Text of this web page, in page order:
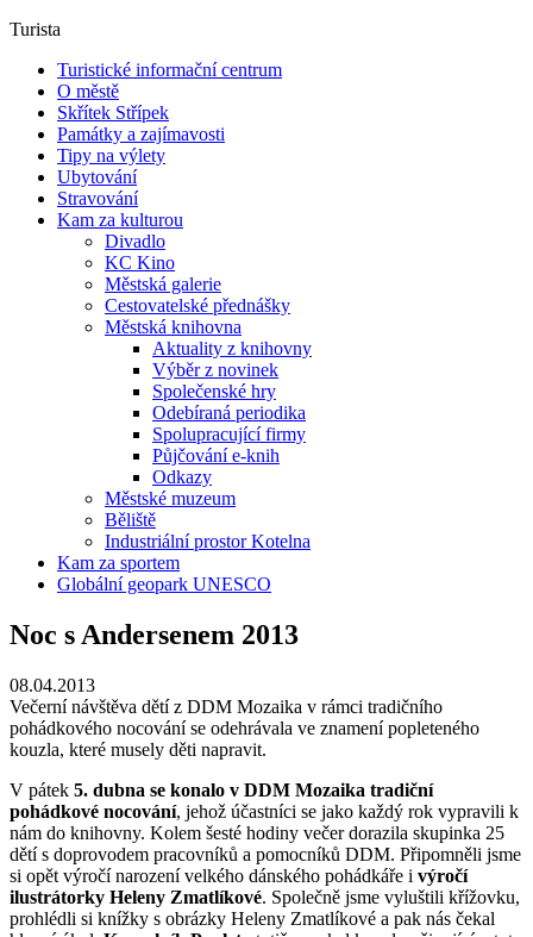
Turista
Turistické informační centrum
O městě
Skřítek Střípek
Památky a zajímavosti
Tipy na výlety
Ubytování
Stravování
Kam za kulturou
Divadlo
KC Kino
Městská galerie
Cestovatelské přednášky
Městská knihovna
Aktuality z knihovny
Výběr z novinek
Společenské hry
Odebíraná periodika
Spolupracující firmy
Půjčování e-knih
Odkazy
Městské muzeum
Běliště
Industriální prostor Kotelna
Kam za sportem
Globální geopark UNESCO
Noc s Andersenem 2013
08.04.2013
Večerní návštěva dětí z DDM Mozaika v rámci tradičního
pohádkového nocování se odehrávala ve znamení popleteného
kouzla, které musely děti napravit.
V pátek 5. dubna se konalo v DDM Mozaika tradiční
pohádkové nocování, jehož účastníci se jako každý rok vypravili k
nám do knihovny. Kolem šesté hodiny večer dorazila skupinka 25
dětí s doprovodem pracovníků a pomocníků DDM. Připomněli jsme
si opět výročí narození velkého dánského pohádkáře i výročí
ilustrátorky Heleny Zmatlíkové. Společně jsme vyluštili křížovku,
prohlédli si knížky s obrázky Heleny Zmatlíkové a pak nás čekal